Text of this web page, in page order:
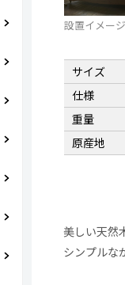
設置イメージ
サイズ
仕様
重量
原産地
美しい天然
シンプルな